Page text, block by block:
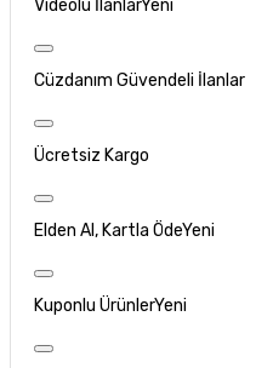
Videolu İlanlarYeni
Cüzdanım Güvendeli İlanlar
Ücretsiz Kargo
Elden Al, Kartla ÖdeYeni
Kuponlu ÜrünlerYeni